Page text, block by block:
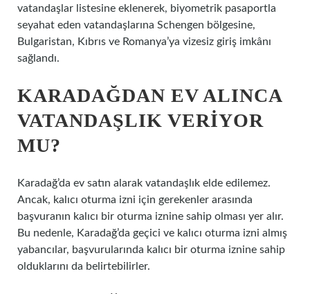
vatandaşlar listesine eklenerek, biyometrik pasaportla
seyahat eden vatandaşlarına Schengen bölgesine,
Bulgaristan, Kıbrıs ve Romanya’ya vizesiz giriş imkânı
sağlandı.
KARADAĞDAN EV ALINCA
VATANDAŞLIK VERIYOR
MU?
Karadağ’da ev satın alarak vatandaşlık elde edilemez.
Ancak, kalıcı oturma izni için gerekenler arasında
başvuranın kalıcı bir oturma iznine sahip olması yer alır.
Bu nedenle, Karadağ’da geçici ve kalıcı oturma izni almış
yabancılar, başvurularında kalıcı bir oturma iznine sahip
olduklarını da belirtebilirler.